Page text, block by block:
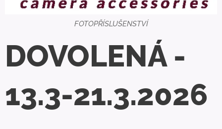
FOTOPŘÍSLUŠENSTVÍ
DOVOLENÁ -
13.3-21.3.2026